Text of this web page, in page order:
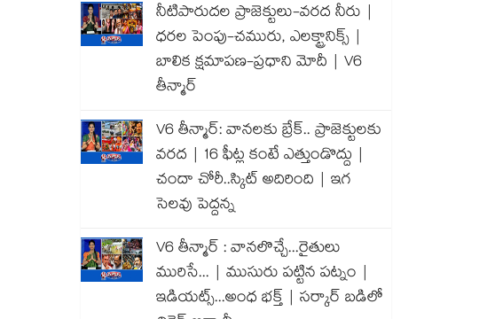
నీటిపారుదల ప్రాజెక్టులు-వరద నీరు |
ధరల పెంపు-చమురు, ఎలక్ట్రానిక్స్ |
బాలిక క్షమాపణ-ప్రధాని మోదీ | V6
తీన్మార్
V6 తీన్మార్: వానలకు బ్రేక్.. ప్రాజెక్టులకు
వరద | 16 ఫీట్ల కంటే ఎత్తుండొద్దు |
చందా చోరీ..స్కిట్ అదిరింది | ఇగ
సెలవు పెద్దన్న
V6 తీన్మార్ : వానలొచ్చే...రైతులు
మురిసే... | ముసురు పట్టిన పట్నం |
ఇడియట్స్...అంధ భక్త్ | సర్కార్ బడిలో